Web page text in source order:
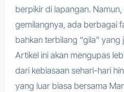
berpikir di lapangan.
gemilangnya, ada berbagai
bahkan terbilang “gila”
Artikel ini akan mengupas
dari kebiasaan sehari-hari
yang luar biasa bersama